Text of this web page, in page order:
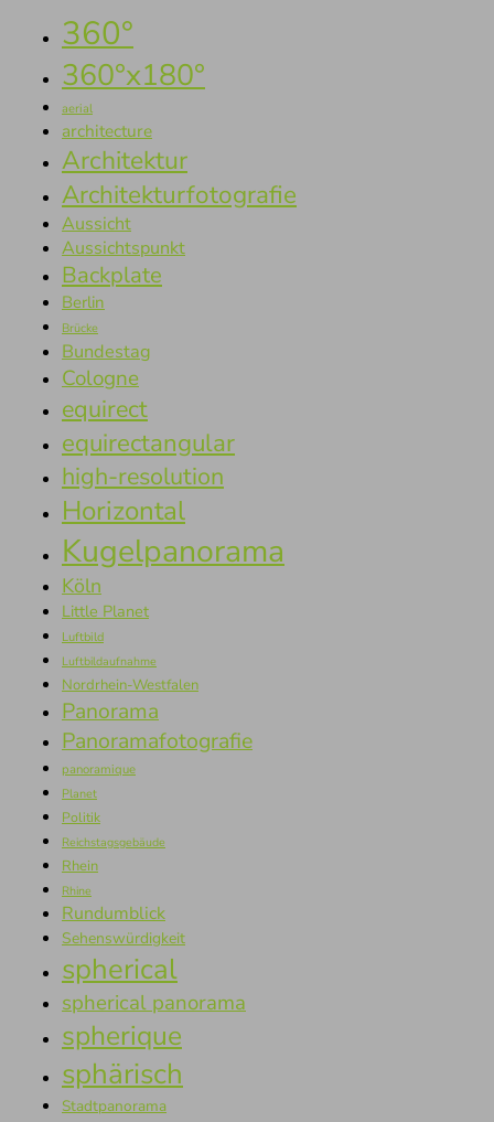
360°
360°x180°
aerial
architecture
Architektur
Architekturfotografie
Aussicht
Aussichtspunkt
Backplate
Berlin
Brücke
Bundestag
Cologne
equirect
equirectangular
high-resolution
Horizontal
Kugelpanorama
Köln
Little Planet
Luftbild
Luftbildaufnahme
Nordrhein-Westfalen
Panorama
Panoramafotografie
panoramique
Planet
Politik
Reichstagsgebäude
Rhein
Rhine
Rundumblick
Sehenswürdigkeit
spherical
spherical panorama
spherique
sphärisch
Stadtpanorama